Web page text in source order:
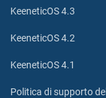
KeeneticOS 4.3
KeeneticOS 4.2
KeeneticOS 4.1
Politica di supporto del